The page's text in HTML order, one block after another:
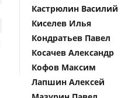
Кастрюлин Василий
Киселев Илья
Кондратьев Павел
Косачев Александр
Кофов Максим
Лапшин Алексей